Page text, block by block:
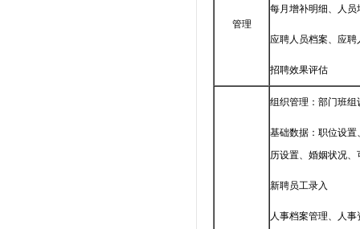
管理
每月增补明细、人
应聘人员档案、应聘
招聘效果评估
组织管理：部门班
基础数据：职位设
历设置、婚姻状况
新聘员工录入
人事档案管理、人